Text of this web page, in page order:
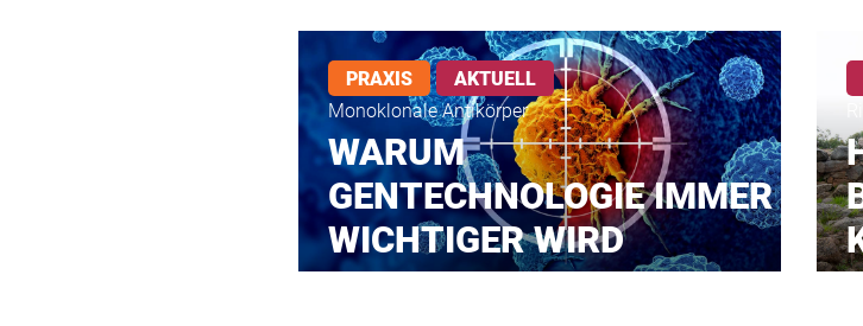
PRAXIS
AKTUELL
Monoklonale Antikörper
WARUM
GENTECHNOLOGIE IMMER
WICHTIGER WIRD